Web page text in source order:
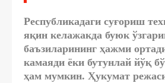
Республикадаги суғориш
яқин келажакда буюк
баъзиларининг ҳажми
камаяди ёки бутунлай йўқ
ҳам мумкин. Ҳукумат